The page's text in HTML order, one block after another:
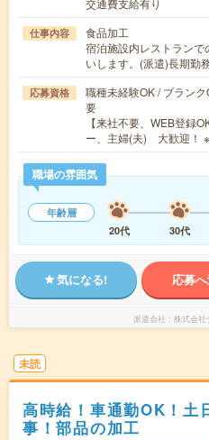
仕事内容
食品加工
宿泊施設内レストラン
いします。(派遣)長期勤
応募資格
職種未経験OK / ブラン
要
【来社不要、WEB登録
ー、主婦(夫) 大歓迎！
職場の雰囲気
年齢層
20代
30代
気になる! 応募
派遣会社 株式会社
未読
高時給！車通勤OK！土
事！部品の加工